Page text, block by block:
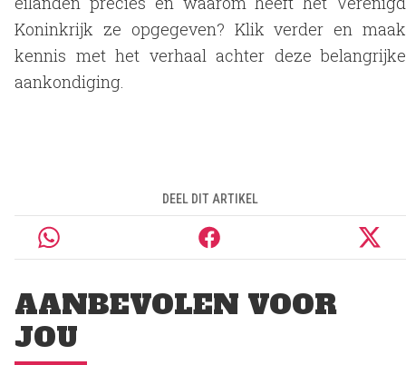
Koninkrijk ze opgegeven? Klik verder en maak
kennis met het verhaal achter deze belangrijke
aankondiging.
DEEL DIT ARTIKEL
AANBEVOLEN VOOR
JOU